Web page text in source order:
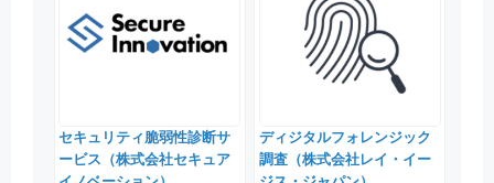
セキュリティ脆弱性診断サ
ービス（株式会社セキュア
ディジタルフォレンジック
調査（株式会社レイ・イー